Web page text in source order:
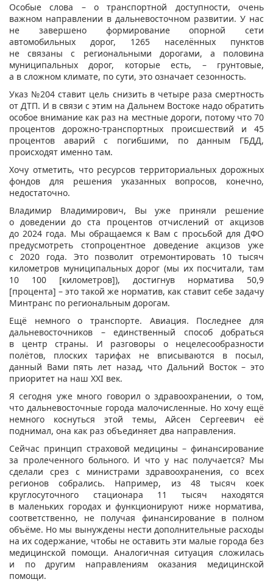
Особые слова – о транспортной доступности, очень
важном направлении в дальневосточном развитии. У нас
не завершено формирование опорной сети
автомобильных дорог, 1265 населённых пунктов
не связаны с региональными дорогами, а половина
муниципальных дорог, которые есть, – грунтовые,
а в сложном климате, по сути, это означает сезонность.
Указ №204 ставит цель снизить в четыре раза смертность
от ДТП. И в связи с этим на Дальнем Востоке надо обратить
особое внимание как раз на местные дороги, потому что 70
процентов дорожно-транспортных происшествий и 45
процентов аварий с погибшими, по данным ГБДД,
происходят именно там.
Хочу отметить, что ресурсов территориальных дорожных
фондов для решения указанных вопросов, конечно,
недостаточно.
Владимир Владимирович, Вы уже приняли решение
о доведении до ста процентов отчислений от акцизов
до 2024 года. Мы обращаемся к Вам с просьбой для ДФО
предусмотреть стопроцентное доведение акцизов уже
с 2020 года. Это позволит отремонтировать 10 тысяч
километров муниципальных дорог (мы их посчитали, там
10 100 [километров]), достигнув норматива 50,9
[процента] – это такой же норматив, как ставит себе задачу
Минтранс по региональным дорогам.
Ещё немного о транспорте. Авиация. Последнее для
дальневосточников – единственный способ добраться
в центр страны. И разговоры о нецелесообразности
полётов, плоских тарифах не вписываются в посыл,
данный Вами пять лет назад, что Дальний Восток – это
приоритет на наш XXI век.
Я сегодня уже много говорил о здравоохранении, о том,
что дальневосточные города малочисленные. Но хочу ещё
немного коснуться этой темы, Айсен Сергеевич её
поднимал, она как раз объединяет два направления.
Сейчас принцип страховой медицины – финансирование
за пролеченного больного. И что у нас получается? Мы
сделали срез с министрами здравоохранения, со всех
регионов собрались. Например, из 48 тысяч коек
круглосуточного стационара 11 тысяч находятся
в маленьких городах и функционируют ниже норматива,
соответственно, не получая финансирование в полном
объёме. Но мы вынуждены нести дополнительные расходы
на их содержание, чтобы не оставить эти малые города без
медицинской помощи. Аналогичная ситуация сложилась
и по другим направлениям оказания медицинской
помощи.